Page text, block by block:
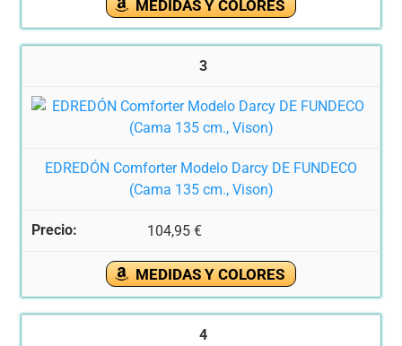
MEDIDAS Y COLORES
3
EDREDÓN Comforter Modelo Darcy DE FUNDECO
(Cama 135 cm., Vison)
104,95 €
MEDIDAS Y COLORES
4